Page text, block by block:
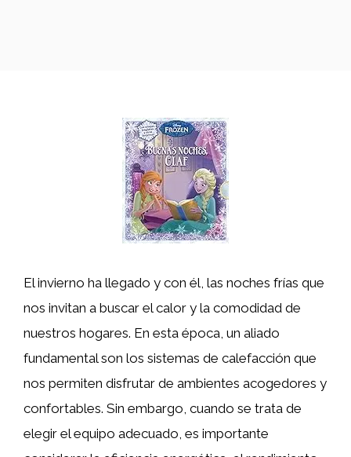
El invierno ha llegado y con él, las noches frías que
nos invitan a buscar el calor y la comodidad de
nuestros hogares. En esta época, un aliado
fundamental son los sistemas de calefacción que
nos permiten disfrutar de ambientes acogedores y
confortables. Sin embargo, cuando se trata de
elegir el equipo adecuado, es importante